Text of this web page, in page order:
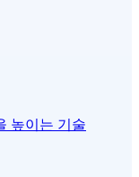
높이는 기술